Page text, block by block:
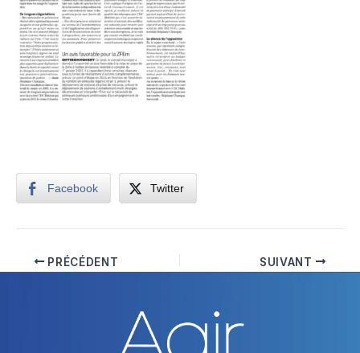
Facebook Twitter
PRÉCÉDENT SUIVANT